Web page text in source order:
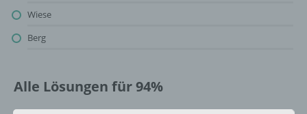
Wiese
Berg
Alle Lösungen für 94%